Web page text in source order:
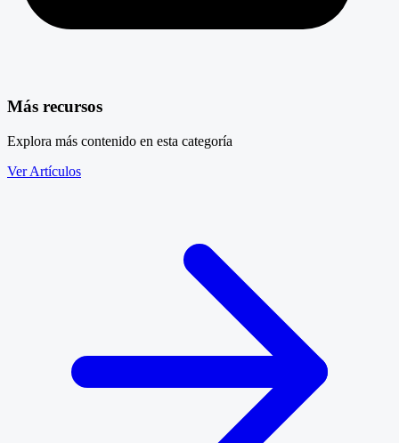
Más recursos
Explora más contenido en esta categoría
Ver Artículos